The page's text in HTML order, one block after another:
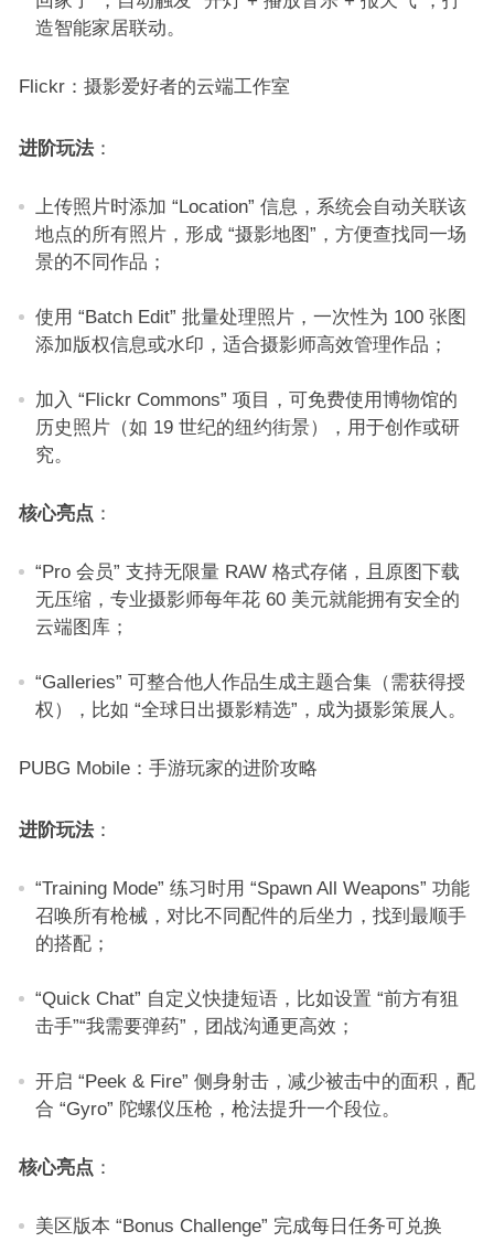
造智能家居联动。​
Flickr：摄影爱好者的云端工作室​
进阶玩法：​
上传照片时添加 “Location” 信息，系统会自动关联该
地点的所有照片，形成 “摄影地图”，方便查找同一场
景的不同作品；​
使用 “Batch Edit” 批量处理照片，一次性为 100 张图
添加版权信息或水印，适合摄影师高效管理作品；​
加入 “Flickr Commons” 项目，可免费使用博物馆的
历史照片（如 19 世纪的纽约街景），用于创作或研
究。​
核心亮点 ：​
“Pro 会员” 支持无限量 RAW 格式存储，且原图下载
无压缩，专业摄影师每年花 60 美元就能拥有安全的
云端图库；​
“Galleries” 可整合他人作品生成主题合集（需获得授
权），比如 “全球日出摄影精选”，成为摄影策展人。​
PUBG Mobile：手游玩家的进阶攻略​
进阶玩法：​
“Training Mode” 练习时用 “Spawn All Weapons” 功能
召唤所有枪械，对比不同配件的后坐力，找到最顺手
的搭配；​
“Quick Chat” 自定义快捷短语，比如设置 “前方有狙
击手”“我需要弹药”，团战沟通更高效；​
开启 “Peek & Fire” 侧身射击，减少被击中的面积，配
合 “Gyro” 陀螺仪压枪，枪法提升一个段位。​
核心亮点 ：​
美区版本 “Bonus Challenge” 完成每日任务可兑换